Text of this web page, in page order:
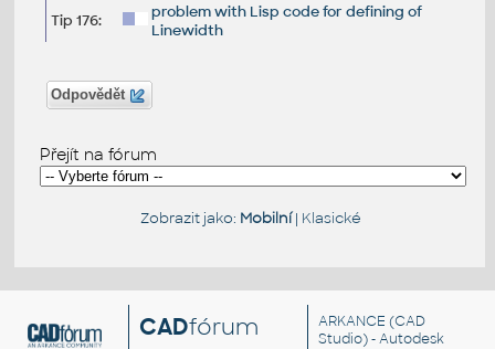
Tip 176:
problem with Lisp code for defining of
Linewidth
Odpovědět
Přejít na fórum
Zobrazit jako: Mobilní| Klasické
CADfórum ARKANCE (CAD
Studio) - Autodesk